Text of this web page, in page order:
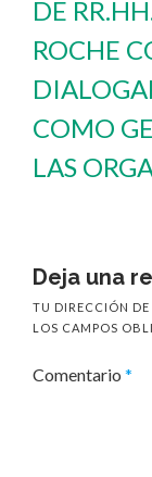
DE
ROCHE
COMO
LAS
Deja una
TU DIRECCIÓN DE
LOS CAMPOS
Comentario *